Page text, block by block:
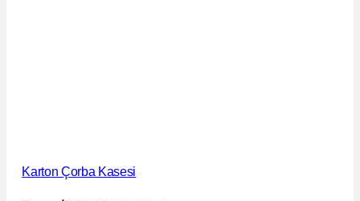
Karton Çorba Kasesi